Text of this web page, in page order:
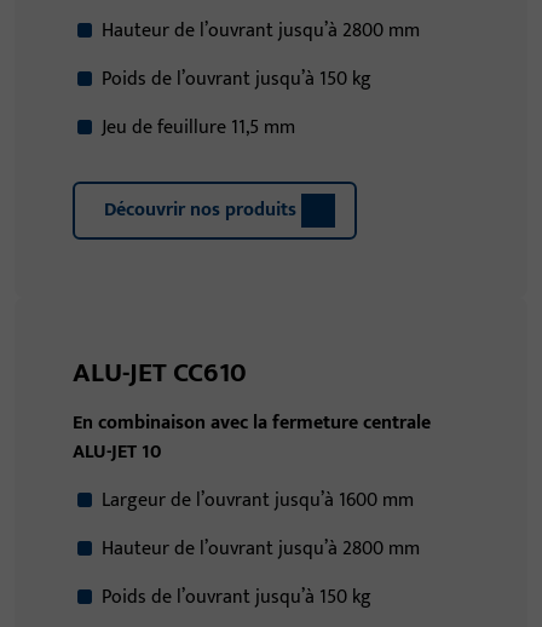
Hauteur de l’ouvrant jusqu’à 2800 mm
Poids de l’ouvrant jusqu’à 150 kg
Jeu de feuillure 11,5 mm
Découvrir nos produits
ALU-JET CC610
En combinaison avec la fermeture centrale
ALU-JET 10
Largeur de l’ouvrant jusqu’à 1600 mm
Hauteur de l’ouvrant jusqu’à 2800 mm
Poids de l’ouvrant jusqu’à 150 kg